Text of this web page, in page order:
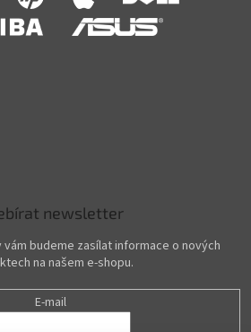
newsletter
vám budeme zasílat informace o nových
na našem e-shopu.
E-mail